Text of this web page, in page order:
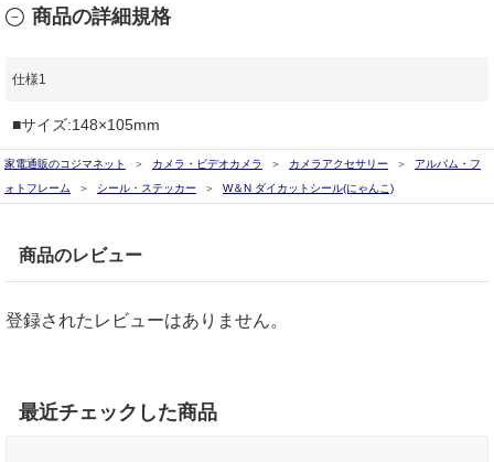
商品の詳細規格
仕様1
■サイズ:148×105mm
家電通販のコジマネット カメラ・ビデオカメラ カメラアクセサリー
アルバム・フ
ォトフレーム
シール・ステッカー W＆N ダイカットシール(にゃんこ)
商品のレビュー
登録されたレビューはありません。
最近チェックした商品